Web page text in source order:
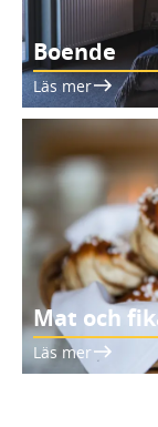
Boende
Läs mer
Mat och
Läs mer